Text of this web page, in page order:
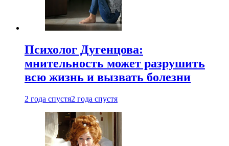
Психолог Дугенцова:
мнительность может разрушить
всю жизнь и вызвать болезни
2 года спустя2 года спустя